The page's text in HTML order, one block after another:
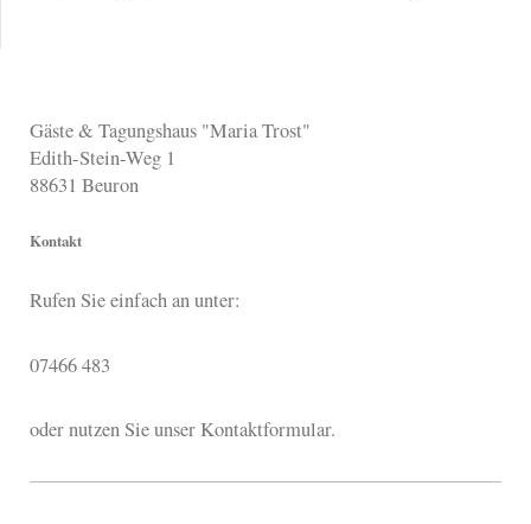
Gäste & Tagungshaus "Maria Trost"
Edith-Stein-Weg 1
88631 Beuron
Kontakt
Rufen Sie einfach an unter:
07466 483
oder nutzen Sie unser Kontaktformular.